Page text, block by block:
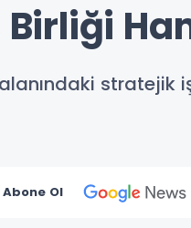
Birliği
stratejik
Abone Ol